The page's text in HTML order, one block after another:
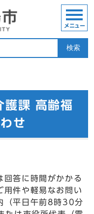
検索
メニュー
護課 高齢福
せ
回答に時間がかかる
用件や軽易なお問い
（平日午前8時30分